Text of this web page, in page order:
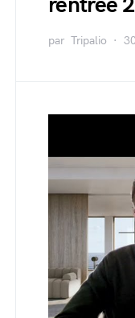
par Tripalio